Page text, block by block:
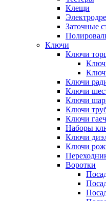
Клещи
Заточные
Ключи
Ключи
Ключ
Ключи
Ключи
Ключи
Ключи
Ключи
Наборы
Ключи
Ключи
Воротки